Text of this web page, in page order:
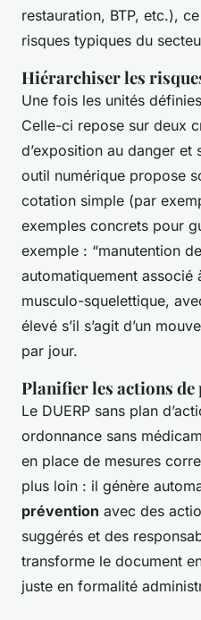
restauration, BTP, etc.),
risques typiques du
Hiérarchiser les
Une fois les unités
Celle-ci repose sur deux
d’exposition au danger et
outil numérique propose
cotation simple (par
exemples concrets pour
exemple : “manutention
automatiquement associé
musculo-squelettique,
élevé s’il s’agit d’un
par jour.
Planifier les actions
Le DUERP sans plan
ordonnance sans
en place de mesures
plus loin : il génère
prévention avec des
suggérés et des
transforme le document
juste en formalité